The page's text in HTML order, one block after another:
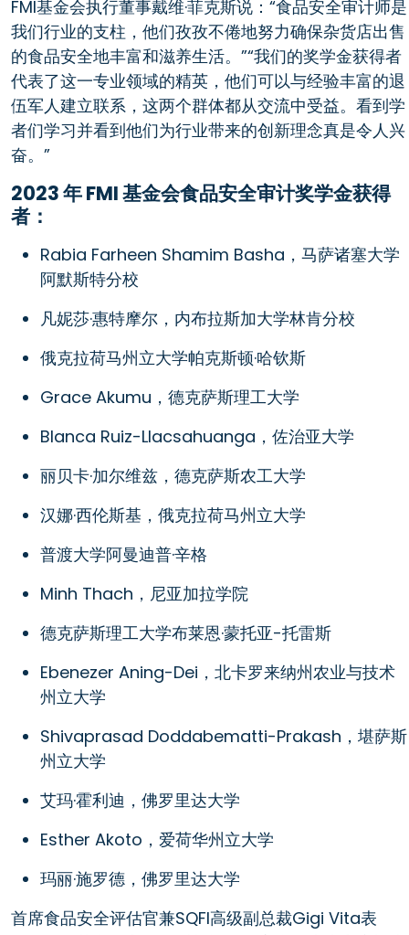
FMI基金会执行董事戴维·菲克斯说：“食品安全审计师是
我们行业的支柱，他们孜孜不倦地努力确保杂货店出售
的食品安全地丰富和滋养生活。”“我们的奖学金获得者
代表了这一专业领域的精英，他们可以与经验丰富的退
伍军人建立联系，这两个群体都从交流中受益。看到学
者们学习并看到他们为行业带来的创新理念真是令人兴
奋。”
2023 年 FMI 基金会食品安全审计奖学金获得
者：
Rabia Farheen Shamim Basha，马萨诸塞大学
阿默斯特分校
凡妮莎·惠特摩尔，内布拉斯加大学林肯分校
俄克拉荷马州立大学帕克斯顿·哈钦斯
Grace Akumu，德克萨斯理工大学
Blanca Ruiz-Llacsahuanga，佐治亚大学
丽贝卡·加尔维兹，德克萨斯农工大学
汉娜·西伦斯基，俄克拉荷马州立大学
普渡大学阿曼迪普·辛格
Minh Thach，尼亚加拉学院
德克萨斯理工大学布莱恩·蒙托亚-托雷斯
Ebenezer Aning-Dei，北卡罗来纳州农业与技术
州立大学
Shivaprasad Doddabematti-Prakash，堪萨斯
州立大学
艾玛·霍利迪，佛罗里达大学
Esther Akoto，爱荷华州立大学
玛丽·施罗德，佛罗里达大学
首席食品安全评估官兼SQFI高级副总裁Gigi Vita表